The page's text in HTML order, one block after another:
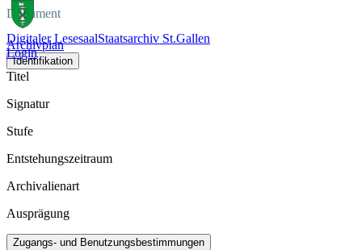
Digitaler LesesaalStaatsarchiv St.Gallen
Login
Dokument
Archivplan
Identifikation
Titel
Signatur
Stufe
Entstehungszeitraum
Archivalienart
Ausprägung
Zugangs- und Benutzungsbestimmungen